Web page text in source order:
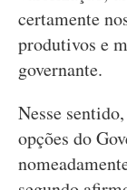
certamente
produtivos e
governante.
Nesse
opções do